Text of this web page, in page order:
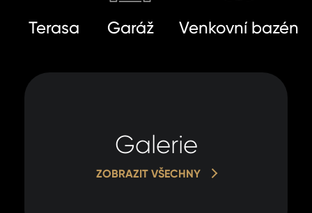
Terasa Garáž Venkovní bazén
Galerie
ZOBRAZIT VŠECHNY